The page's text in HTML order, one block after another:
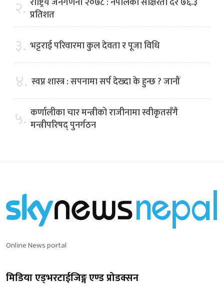
२. प्रतिशत
३. भट्टराई परिवारमा कुल देवता र पूजा विधि
४. स्वप्न शास्त्र : सपनामा सर्प देख्दा के हुन्छ ? जानौं
५. कर्णालीका चार मन्त्रीको राजीनामा स्वीकृतसँगै
मन्त्रीपरिषद् पुनर्गठन
Online News portal
मिडिया एड्भरटाईजिङ्ग एण्ड प्रोडक्सन